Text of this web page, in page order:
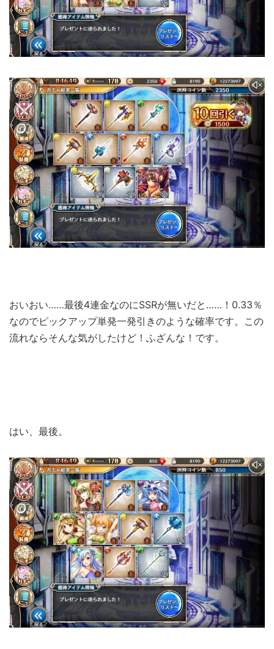
おいおい……最後4連金なのにSSRが無いだと……！0.33％
なのでピックアップ単発一発引きのような確率です。この
流れならそんな気がしたけど！ふざんな！です。
はい、最後。